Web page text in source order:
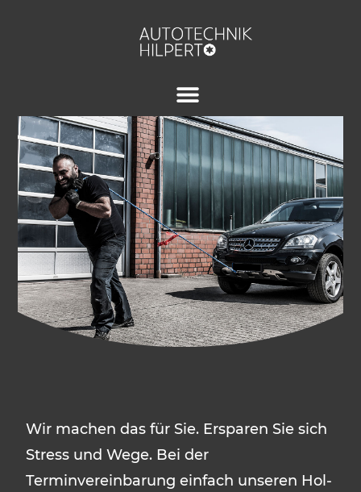
Wir machen das für Sie. Ersparen Sie sich
Stress und Wege. Bei der
Terminvereinbarung einfach unseren Hol-